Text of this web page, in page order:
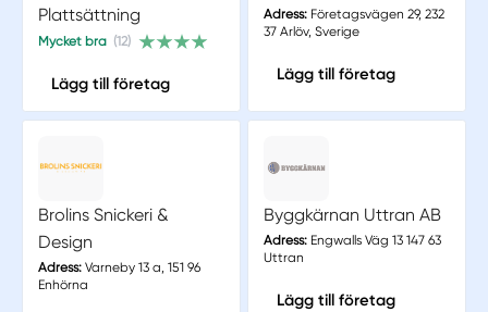
Plattsättning
Mycket bra (12)
Lägg till företag
Adress:Företagsvägen 29, 232
37 Arlöv, Sverige
Lägg till företag
Brolins Snickeri &
Design
Adress:Varneby 13 a, 151 96
Enhörna
Byggkärnan Uttran AB
Adress:Engwalls Väg 13 147 63
Uttran
Lägg till företag